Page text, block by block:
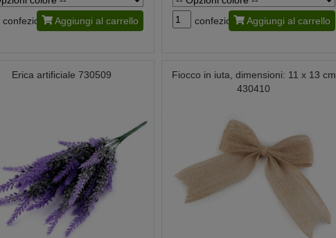
confezione Aggiungi al carrello confezione Aggiungi al carrello
Erica artificiale 730509
Fiocco in iuta, dimensioni: 11 x 13 cm
430410